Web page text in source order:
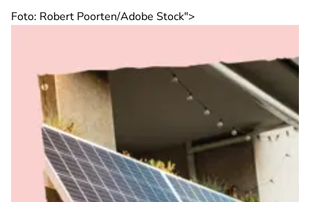
Foto: Robert Poorten/Adobe Stock">